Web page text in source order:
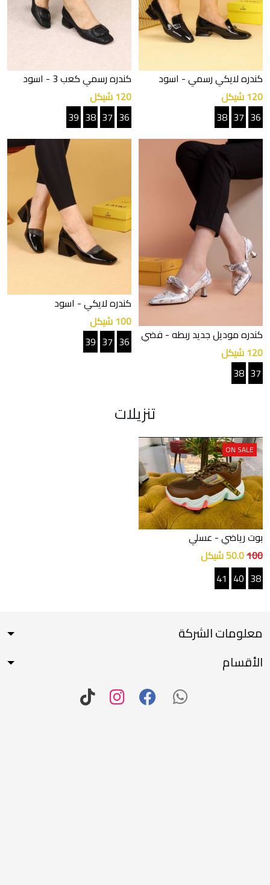
كندره لايكي رسمي- اسود
120 شيكل
36
37
38
كندره رسمي كعب 3 - اسود
120 شيكل
36
37
38
39
كندره موديل جديد ربطه- فضي
120 شيكل
37
38
كندره لايكي- اسود
100 شيكل
36
37
39
تنزيلات
ON SALE
بوت رياضي- عسلي
100
38
40
41
معلومات الشركة
الأقسام